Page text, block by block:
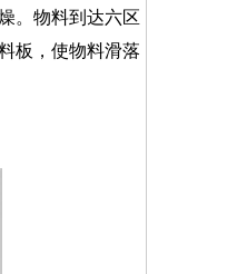
。物料到达六区
板，使物料滑落